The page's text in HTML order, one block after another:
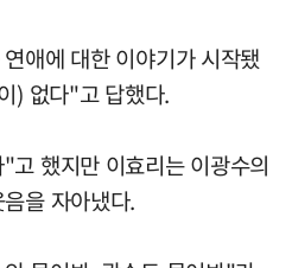
애에 대한 이야기가 시작됐
) 없다"고 답했다.
했지만 이효리는 이광수의
을 자아냈다.